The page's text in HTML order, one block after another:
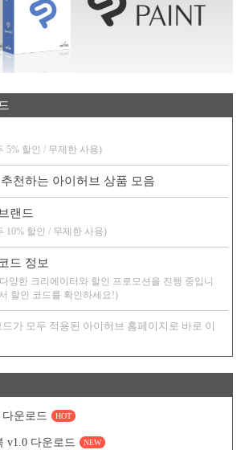
5% 할인 / 무제한 사용)
천하는 아이허브 상품 모음
랜드
10% 할인 / 무제한 사용)
드 정보
양한 크리에이터와 할인 프로모션을 진행 중입니
할인 코드를 확인하세요!)
가 모두 적용된 아이허브 홈페이지로 바로 이
다운로드 HOT
v1.0 다운로드 NEW